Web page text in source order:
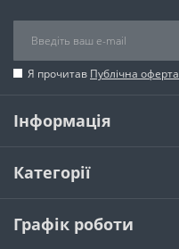
Я прочитав Публічна оферта
Інформація
Категорії
Графік роботи